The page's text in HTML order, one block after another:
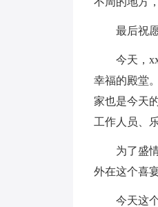
最后祝
今天，
幸福的殿堂
家也是今天
工作人员、
为了盛
外在这个喜
今天这